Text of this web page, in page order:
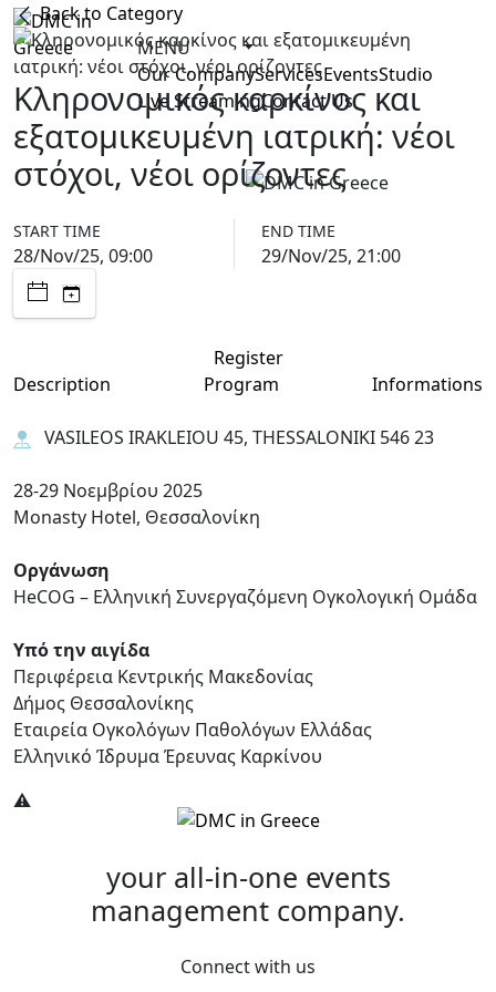
MENU
Our CompanyServicesEventsStudio
Live StreamingContact Us
Back to Category
Κληρονομικός καρκίνος και
εξατομικευμένη ιατρική: νέοι
στόχοι, νέοι ορίζοντες
START TIME
28/Nov/25, 09:00
END TIME
29/Nov/25, 21:00
Register
Description
Program Informations
VASILEOS IRAKLEIOU 45, THESSALONIKI 546 23
28-29 Νοεμβρίου 2025
Monasty Hotel, Θεσσαλονίκη
Οργάνωση
HeCOG – Ελληνική Συνεργαζόμενη Ογκολογική Ομάδα
Υπό την αιγίδα
Περιφέρεια Κεντρικής Μακεδονίας
Δήμος Θεσσαλονίκης
Εταιρεία Ογκολόγων Παθολόγων Ελλάδας
Ελληνικό Ίδρυμα Έρευνας Καρκίνου
your all-in-one events
management company.
Connect with us